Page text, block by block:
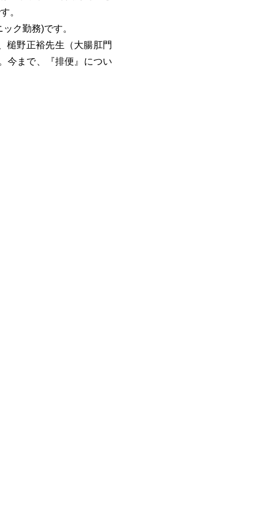
。
ク勤務)です。
槌野正裕先生（大腸肛門
今まで、『排便』につい